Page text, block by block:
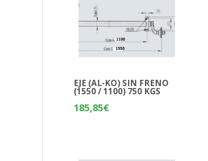
EJE (AL-KO) SIN FRENO
(1550 / 1100) 750 KGS
185,85€